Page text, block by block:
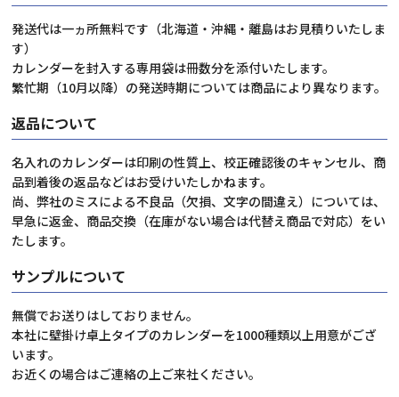
発送代は一ヵ所無料です（北海道・沖縄・離島はお見積りいたしま
す）
カレンダーを封入する専用袋は冊数分を添付いたします。
繁忙期（10月以降）の発送時期については商品により異なります。
返品について
名入れのカレンダーは印刷の性質上、校正確認後のキャンセル、商
品到着後の返品などはお受けいたしかねます。
尚、弊社のミスによる不良品（欠損、文字の間違え）については、
早急に返金、商品交換（在庫がない場合は代替え商品で対応）をい
たします。
サンプルについて
無償でお送りはしておりません。
本社に壁掛け卓上タイプのカレンダーを1000種類以上用意がござ
います。
お近くの場合はご連絡の上ご来社ください。